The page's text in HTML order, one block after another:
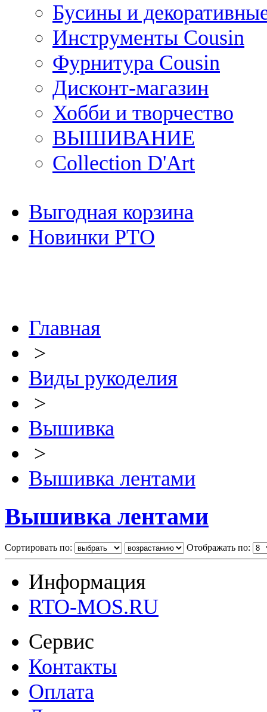
Бусины и
Инструменты Cousin
Фурнитура Cousin
Дисконт-магазин
Хобби и творчество
ВЫШИВАНИЕ
Collection D'Art
Выгодная корзина
Новинки РТО
Главная
>
Виды рукоделия
>
Вышивка
>
Вышивка лентами
Вышивка лентами
Сортировать по: Отображать по:
Информация
RTO-MOS.RU
Сервис
Контакты
Оплата